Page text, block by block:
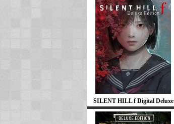
SILENT HILL f Digital Deluxe